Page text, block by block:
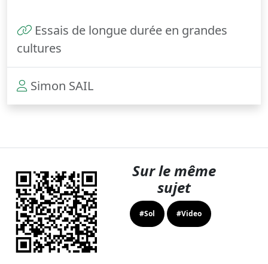
Essais de longue durée en grandes
cultures
Simon SAIL
Sur le même
sujet
#Sol #Video